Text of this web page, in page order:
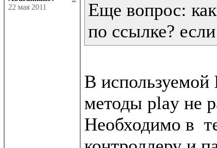
22 мая 2011
Еще вопрос:
по ссылке?
В
методы play не
Необходимо в